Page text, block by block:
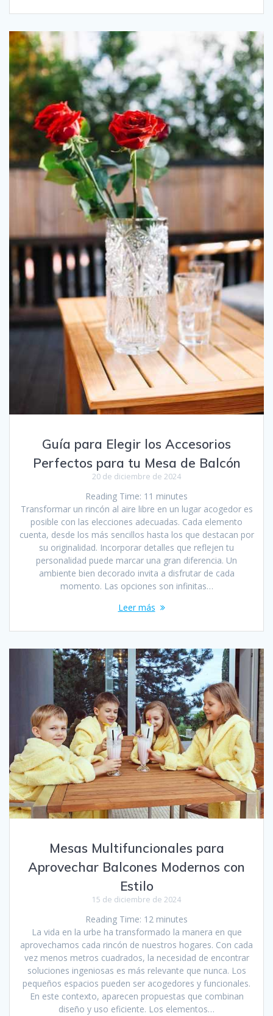
Guía para Elegir los Accesorios
Perfectos para tu Mesa de Balcón
20 de diciembre de 2024
Reading Time: 11 minutes
Transformar un rincón al aire libre en un lugar acogedor es
posible con las elecciones adecuadas. Cada elemento
cuenta, desde los más sencillos hasta los que destacan por
su originalidad. Incorporar detalles que reflejen tu
personalidad puede marcar una gran diferencia. Un
ambiente bien decorado invita a disfrutar de cada
momento. Las opciones son infinitas…
Leer más
Mesas Multifuncionales para
Aprovechar Balcones Modernos con
Estilo
15 de diciembre de 2024
Reading Time: 12 minutes
La vida en la urbe ha transformado la manera en que
aprovechamos cada rincón de nuestros hogares. Con cada
vez menos metros cuadrados, la necesidad de encontrar
soluciones ingeniosas es más relevante que nunca. Los
pequeños espacios pueden ser acogedores y funcionales.
En este contexto, aparecen propuestas que combinan
diseño y uso eficiente. Los elementos…